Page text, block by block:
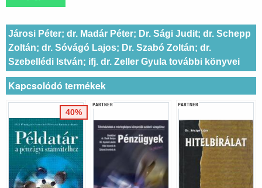
Járosi Péter; dr. Madár Péter; Dr. Sági Judit; dr. Schepp
Zoltán; dr. Sóvágó Lajos; Dr. Szabó Zoltán; dr.
Szebellédi István; ifj. dr. Zeller Gyula további könyvei
Kapcsolódó termékek
40%
PARTNER PARTNER